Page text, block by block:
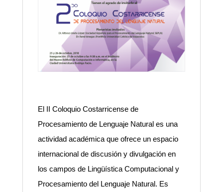
El II Coloquio Costarricense de
Procesamiento de Lenguaje Natural es una
actividad académica que ofrece un espacio
internacional de discusión y divulgación en
los campos de Lingüística Computacional y
Procesamiento del Lenguaje Natural. Es